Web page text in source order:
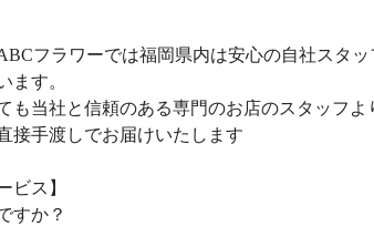
フラワーでは福岡県内は安心の自社スタッ
ます。
も当社と信頼のある専門のお店のスタッフよ
接手渡しでお届けいたします
ビス】
すか？